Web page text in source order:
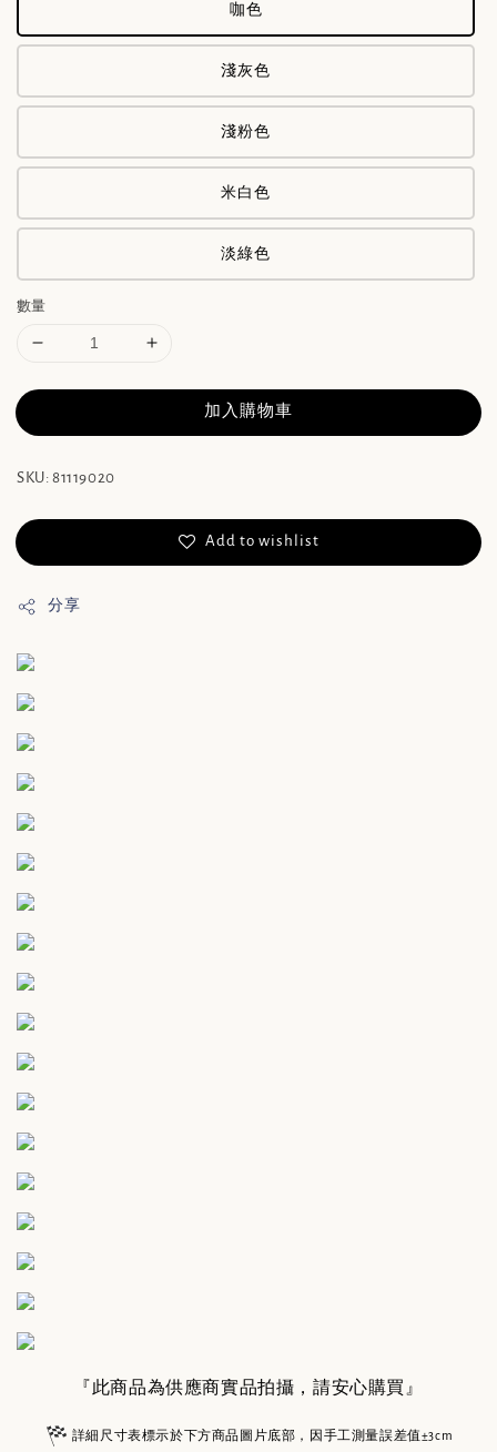
咖色
淺灰色
淺粉色
米白色
淡綠色
數量
加入購物車
SKU: 81119020
Add to wishlist
分享
『此商品為供應商實品拍攝，請安心購買』
詳細尺寸表標示於下方商品圖片底部，因手工測量誤差值±3cm